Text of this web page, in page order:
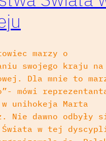
marzy o
swojego kraju
Dla mnie to
mówi
unihokeja Marta
Nie dawno odbyły
Świata w tej